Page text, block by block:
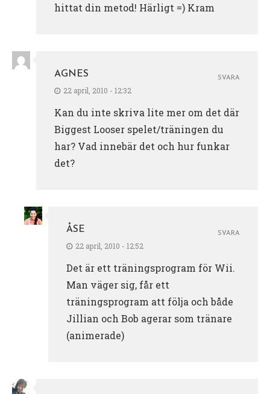
hittat din metod! Härligt =) Kram
AGNES
22 april, 2010 - 12:32
Kan du inte skriva lite mer om det där
Biggest Looser spelet/träningen du
har? Vad innebär det och hur funkar
det?
SVARA
ÅSE
22 april, 2010 - 12:52
Det är ett träningsprogram för Wii.
Man väger sig, får ett
träningsprogram att följa och både
Jillian och Bob agerar som tränare
(animerade)
SVARA